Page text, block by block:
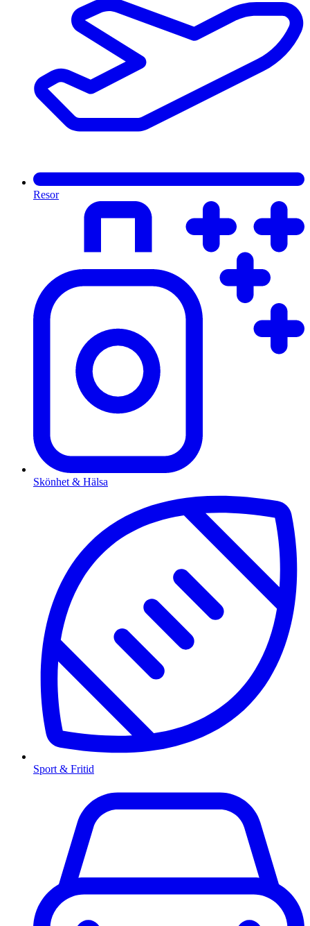
Resor
Skönhet & Hälsa
Sport & Fritid